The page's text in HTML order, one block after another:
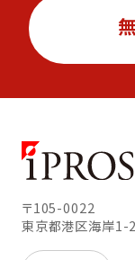
〒105-0022
東京都港区海岸1-